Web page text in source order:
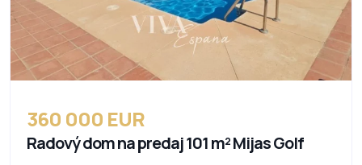
360 000 EUR
Radový dom na predaj 101 m² Mijas Golf